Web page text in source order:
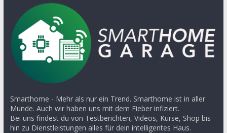
Smarthome - Mehr als nur ein Trend. Smarthome ist in aller
Munde. Auch wir haben uns mit dem Fieber infiziert.
Bei uns findest du von Testberichten, Videos, Kurse, Shop bis
hin zu Dienstleistungen alles für dein intelligentes Haus.